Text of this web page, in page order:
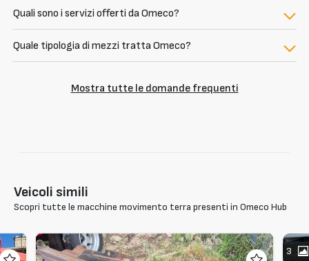
Quali sono i servizi offerti da Omeco?
Quale tipologia di mezzi tratta Omeco?
Mostra tutte le domande frequenti
Veicoli simili
Scopri tutte le macchine movimento terra presenti in Omeco Hub
3